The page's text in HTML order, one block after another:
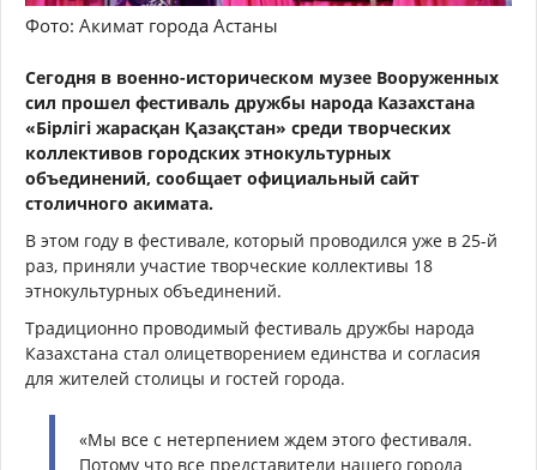
Фото: Акимат города Астаны
Сегодня в военно-историческом музее Вооруженных
сил прошел фестиваль дружбы народа Казахстана
«Бірлігі жарасқан Қазақстан» среди творческих
коллективов городских этнокультурных
объединений, сообщает официальный сайт
столичного акимата.
В этом году в фестивале, который проводился уже в 25-й
раз, приняли участие творческие коллективы 18
этнокультурных объединений.
Традиционно проводимый фестиваль дружбы народа
Казахстана стал олицетворением единства и согласия
для жителей столицы и гостей города.
«Мы все с нетерпением ждем этого фестиваля.
Потому что все представители нашего города